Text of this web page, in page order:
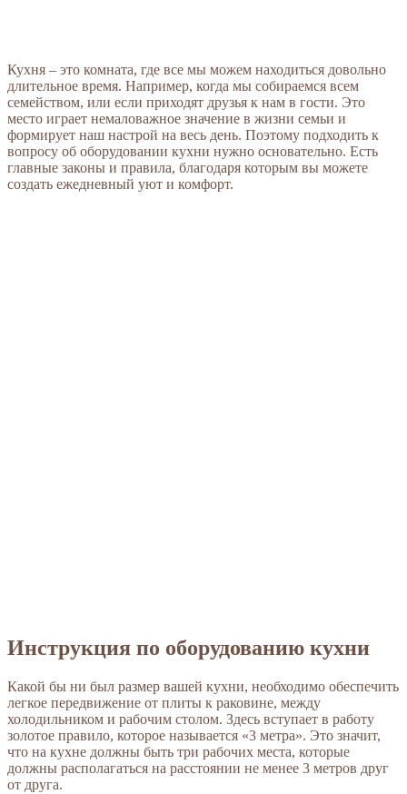
Кухня – это комната, где все мы можем находиться довольно
длительное время. Например, когда мы собираемся всем
семейством, или если приходят друзья к нам в гости. Это
место играет немаловажное значение в жизни семьи и
формирует наш настрой на весь день. Поэтому подходить к
вопросу об оборудовании кухни нужно основательно. Есть
главные законы и правила, благодаря которым вы можете
создать ежедневный уют и комфорт.
Инструкция по оборудованию кухни
Какой бы ни был размер вашей кухни, необходимо обеспечить
легкое передвижение от плиты к раковине, между
холодильником и рабочим столом. Здесь вступает в работу
золотое правило, которое называется «3 метра». Это значит,
что на кухне должны быть три рабочих места, которые
должны располагаться на расстоянии не менее 3 метров друг
от друга.